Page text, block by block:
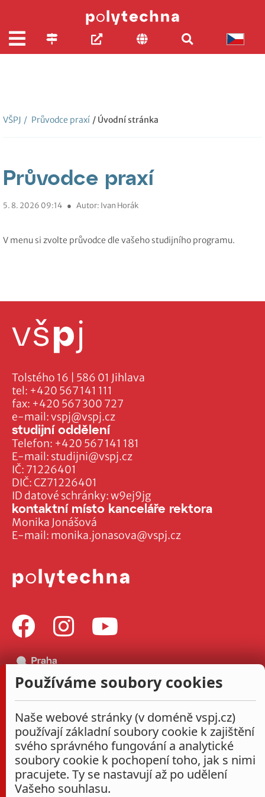
VŠPJ / Průvodce praxí / Úvodní stránka
Průvodce praxí
5. 8. 2026 09:14 ● Autor: Ivan Horák
V menu si zvolte průvodce dle vašeho studijního programu.
Tolstého 16 | 586 01 Jihlava
tel: +420 567 141 111
fax: +420 567 300 727
e-mail:vspj@vspj.cz
IČ: 71226401
DIČ: CZ71226401
ID datové schránky: w9ej9jg
studijní oddělení
Telefon: +420 567 141 181
E-mail: studijni@vspj.cz
kontaktní místo kanceláře rektora
Monika Jonášová
E-mail: monika.jonasova@vspj.cz
Používáme soubory cookies
Naše webové stránky (v doméně vspj.cz)
používají základní soubory cookie k zajištění
svého správného fungování a analytické
soubory cookie k pochopení toho, jak s nimi
pracujete. Ty se nastavují až po udělení
Vašeho souhlasu.